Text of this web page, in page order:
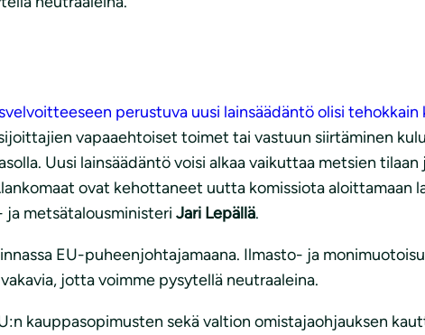
perustuva uusi lainsäädäntö olisi tehokkain
vapaaehtoiset toimet tai vastuun siirtäminen
Uusi lainsäädäntö voisi alkaa vaikuttaa metsien
ovat kehottaneet uutta komissiota aloittamaan
ja metsätalousministeri Jari Lepällä.
EU-puheenjohtajamaana. Ilmasto- ja
jotta voimme pysytellä neutraaleina.
kauppasopimusten sekä valtion omistajaohjauksen